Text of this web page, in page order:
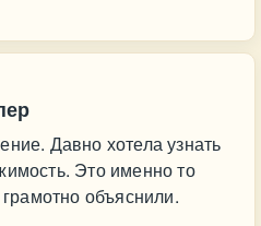
Давно хотела узнать
Это именно то
объяснили.